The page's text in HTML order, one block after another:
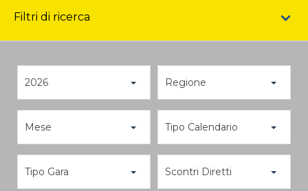
Filtri di ricerca
2026 Regione
Mese Tipo Calendario
Tipo Gara Scontri Diretti